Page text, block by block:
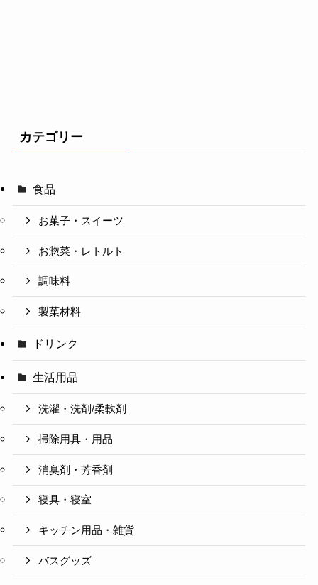
カテゴリー
食品
お菓子・スイーツ
お惣菜・レトルト
調味料
製菓材料
ドリンク
生活用品
洗濯・洗剤/柔軟剤
掃除用具・用品
消臭剤・芳香剤
寝具・寝室
キッチン用品・雑貨
バスグッズ